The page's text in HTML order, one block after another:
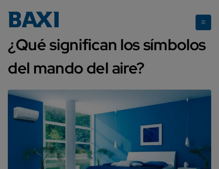
Qué significan los símbolos del mando del aire acondicionado
¿Qué significan los símbolos
del mando del aire?